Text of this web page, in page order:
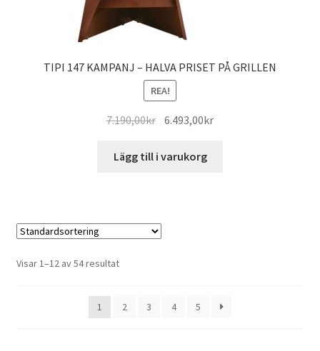
TIPI 147 KAMPANJ – HALVA PRISET PÅ GRILLEN
REA!
7.190,00kr Det
priset
6.493,00krDet
Lägg till i varukorg
Visar 1–12 av 54 resultat
1 2 3 4 5